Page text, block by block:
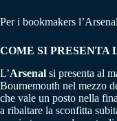
Per i bookmakers
COME SI PRESENTA
L’Arsenal si presenta al
Bournemouth nel mezzo
che vale un posto nella
a ribaltare la sconfitta